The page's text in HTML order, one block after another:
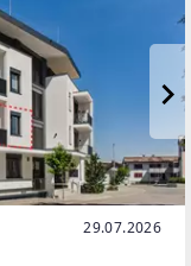
29.07.2026